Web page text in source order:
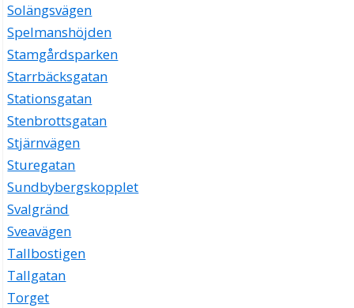
Solängsvägen
Spelmanshöjden
Stamgårdsparken
Starrbäcksgatan
Stationsgatan
Stenbrottsgatan
Stjärnvägen
Sturegatan
Sundbybergskopplet
Svalgränd
Sveavägen
Tallbostigen
Tallgatan
Torget